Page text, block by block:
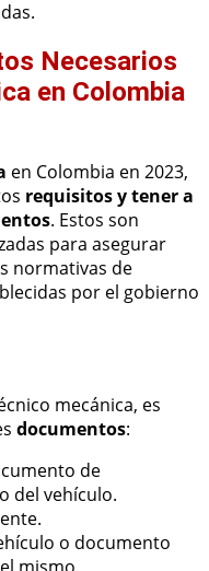
Necesarios
en Colombia
en Colombia en 2023,
requisitos y tener a
. Estos son
para asegurar
normativas de
por el gobierno
mecánica, es
documentos:
de
del vehículo.
o documento